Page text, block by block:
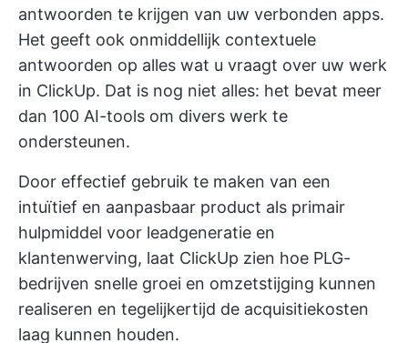
antwoorden te krijgen van uw verbonden apps.
Het geeft ook onmiddellijk contextuele
antwoorden op alles wat u vraagt over uw werk
in ClickUp. Dat is nog niet alles: het bevat meer
dan 100 AI-tools om divers werk te
ondersteunen.
Door effectief gebruik te maken van een
intuïtief en aanpasbaar product als primair
hulpmiddel voor leadgeneratie en
klantenwerving, laat ClickUp zien hoe PLG-
bedrijven snelle groei en omzetstijging kunnen
realiseren en tegelijkertijd de acquisitiekosten
laag kunnen houden.